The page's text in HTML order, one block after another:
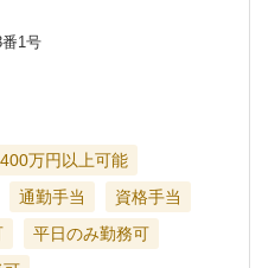
1号
万円以上可能
通勤手当
資格手当
平日のみ勤務可